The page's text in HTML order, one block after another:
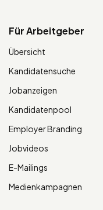
Für Arbeitgeber
Übersicht
Kandidatensuche
Jobanzeigen
Kandidatenpool
Employer Branding
Jobvideos
E-Mailings
Medienkampagnen